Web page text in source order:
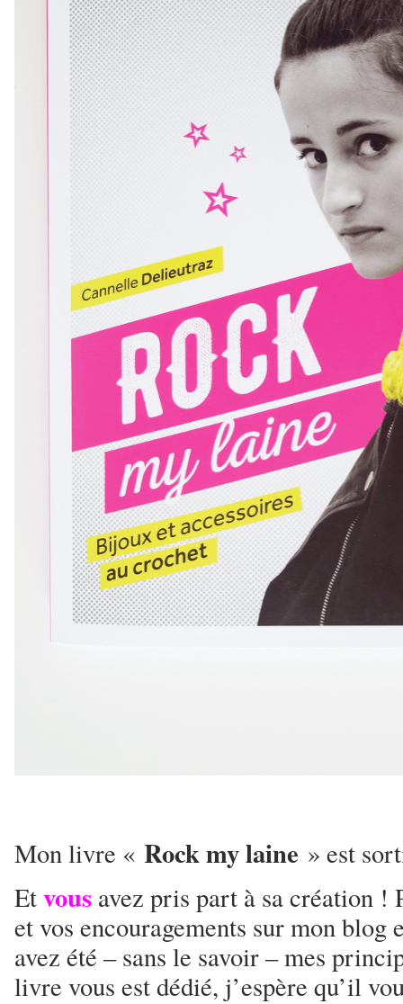
Mon livre « Rock my laine » est
Etvous avez pris part à sa création !
et vos encouragements sur mon blog
avez été – sans le savoir – mes
livre vous est dédié, j’espère qu’il